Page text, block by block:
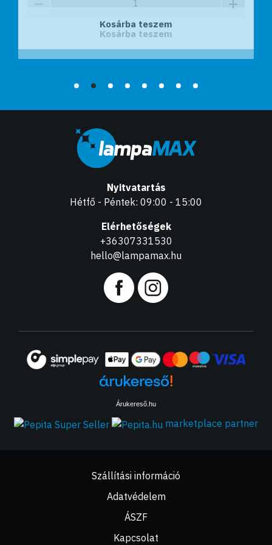
Kosárba teszem
Kosárba teszem
Nyitvatartás
Hétfő - Péntek: 09:00 - 15:00
Elérhetőségek
+36307331530
hello@lampamax.hu
Árukereső.hu
marketplace partner
Szállítási információ
Adatvédelem
ÁSZF
Kapcsolat